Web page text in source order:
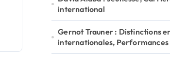
international
Gernot Trauner : Distinctions
internationales, Performances